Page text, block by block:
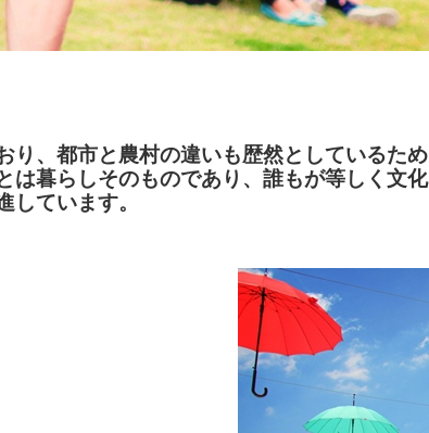
り、都市と農村の違いも歴然としているた
暮らしそのものであり、誰もが等しく文
しています。